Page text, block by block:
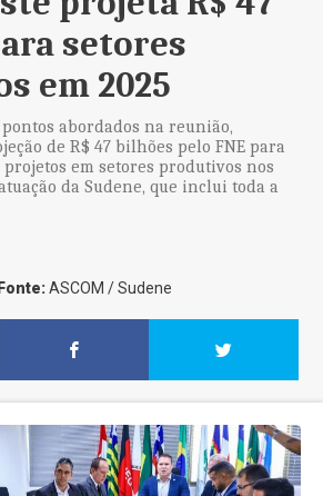
setores
em 2025
abordados na reunião,
de R$ 47 bilhões pelo FNE para
em setores produtivos nos
da Sudene, que inclui toda a
Fonte:ASCOM / Sudene